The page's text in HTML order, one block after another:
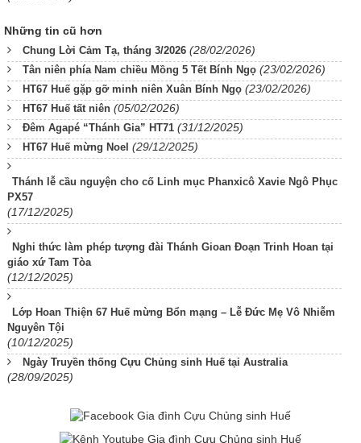
Những tin cũ hơn
Chung Lời Cảm Tạ, tháng 3/2026 (28/02/2026)
Tân niên phía Nam chiều Mồng 5 Tết Bính Ngọ (23/02/2026)
HT67 Huế gặp gỡ minh niên Xuân Bính Ngọ (23/02/2026)
HT67 Huế tất niên (05/02/2026)
Đêm Agapé “Thánh Gia” HT71 (31/12/2025)
HT67 Huế mừng Noel (29/12/2025)
Thánh lễ cầu nguyện cho cố Linh mục Phanxicô Xavie Ngô Phục
PX57
(17/12/2025)
Nghi thức làm phép tượng đài Thánh Gioan Đoạn Trinh Hoan tại
giáo xứ Tam Tòa
(12/12/2025)
Lớp Hoan Thiện 67 Huế mừng Bổn mạng – Lễ Đức Mẹ Vô Nhiễm
Nguyên Tội
(10/12/2025)
Ngày Truyền thống Cựu Chủng sinh Huế tại Australia
(28/09/2025)